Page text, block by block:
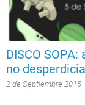
DISCO
no
2 de Septiembre 2015